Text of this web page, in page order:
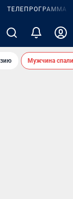
ТЕЛЕПРОГРАММА
Мужчина